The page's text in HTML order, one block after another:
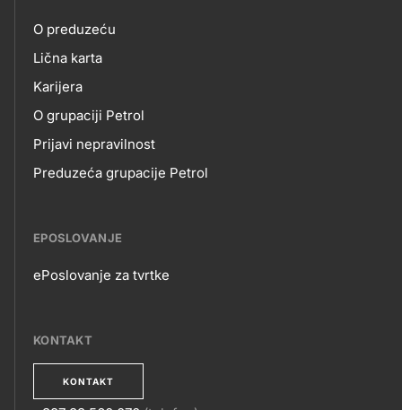
skupno.footer-
title???
O
NAMA
O preduzeću
Lična karta
Karijera
O grupaciji Petrol
Prijavi nepravilnost
Preduzeća grupacije Petrol
EPOSLOVANJE
ePoslovanje za tvrtke
KONTAKT
KONTAKT